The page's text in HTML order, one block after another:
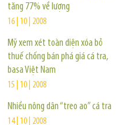
tăng 77% về lượng
16 | 10 | 2008
Mỹ xem xét toàn diện xóa bỏ
thuế chống bán phá giá cá tra,
basa Việt Nam
15 | 10 | 2008
Nhiều nông dân “treo ao” cá tra
14 | 10 | 2008